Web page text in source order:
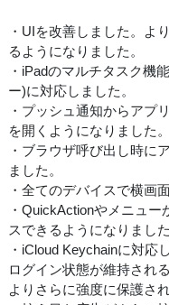
・UIを改善しました。よ
るようになりました。
・iPadのマルチタスク機
ー)に対応しました。
・プッシュ通知からアプ
を開くようになりました。
・ブラウザ呼び出し時に
ました。
・全てのデバイスで横画
・QuickActionやメニュ
スできるようになりました
・iCloud Keychainに対応
ログイン状態が維持され
よりさらに強度に保護さ